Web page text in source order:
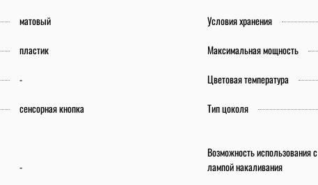
матовый Условия хранения
пластик Максимальная мощность
- Цветовая температура
сенсорная кнопка Тип цоколя
-
Возможность использования с
лампой накаливания